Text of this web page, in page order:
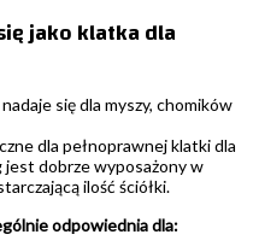
jako klatka dla
się dla myszy, chomików
dla pełnoprawnej klatki dla
jest dobrze wyposażony w
ilość ściółki.
odpowiednia dla: